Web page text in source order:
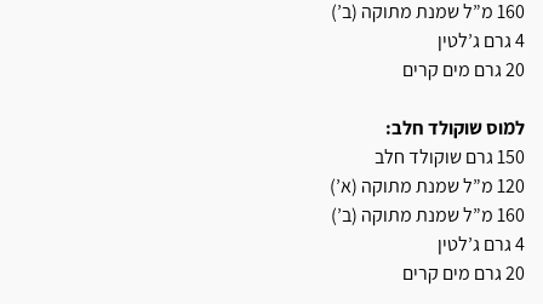
160 מ”ל שמנת מתוקה (ב’)
4 גרם ג’לטין
20 גרם מים קרים
למוס שוקולד חלב:
150 גרם שוקולד חלב
120 מ”ל שמנת מתוקה (א’)
160 מ”ל שמנת מתוקה (ב’)
4 גרם ג’לטין
20 גרם מים קרים